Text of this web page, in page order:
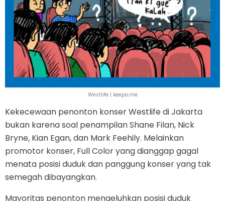
Westlife | keepo.me
Kekecewaan penonton konser Westlife di Jakarta
bukan karena soal penampilan Shane Filan, Nick
Bryne, Kian Egan, dan Mark Feehily. Melainkan
promotor konser, Full Color yang dianggap gagal
menata posisi duduk dan panggung konser yang tak
semegah dibayangkan.
Mayoritas penonton mengeluhkan posisi duduk